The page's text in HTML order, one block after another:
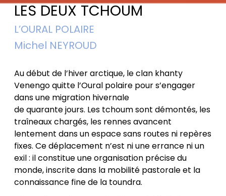
LES DEUX TCHOUM
L’OURAL POLAIRE
Michel NEYROUD
Au début de l’hiver arctique, le clan khanty
Venengo quitte l’Oural polaire pour s’engager
dans une migration hivernale
de quarante jours. Les tchoum sont démontés, les
traîneaux chargés, les rennes avancent
lentement dans un espace sans routes ni repères
fixes. Ce déplacement n’est ni une errance ni un
exil : il constitue une organisation précise du
monde, inscrite dans la mobilité pastorale et la
connaissance fine de la toundra.